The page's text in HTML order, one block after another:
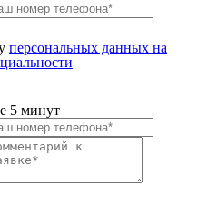
персональных данных на
5 минут